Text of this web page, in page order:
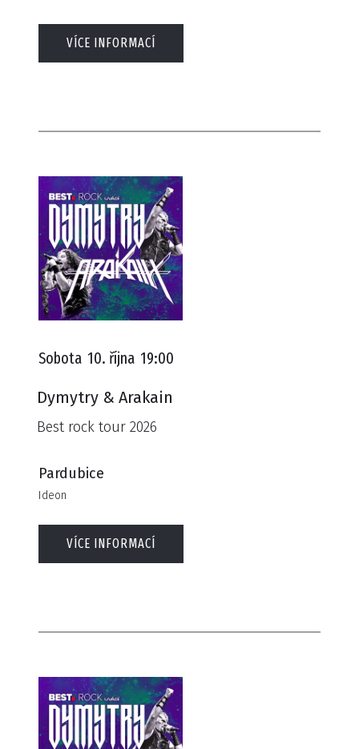
VÍCE INFORMACÍ
Sobota 10. října 19:00
Dymytry & Arakain
Best rock tour 2026
Pardubice
Ideon
VÍCE INFORMACÍ